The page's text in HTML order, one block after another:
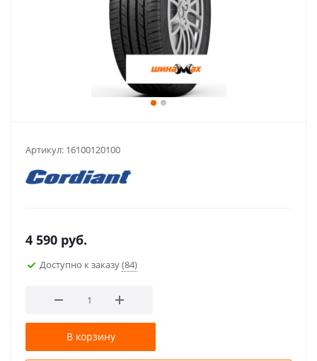
Артикул: 16100120100
4 590 руб.
Доступно к заказу(84)
В корзину